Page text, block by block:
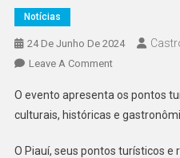
Notícias
24 De Junho De 2024
Leave A Comment
O evento apresenta os pontos
culturais, históricas e
O Piauí, seus pontos turísticos e